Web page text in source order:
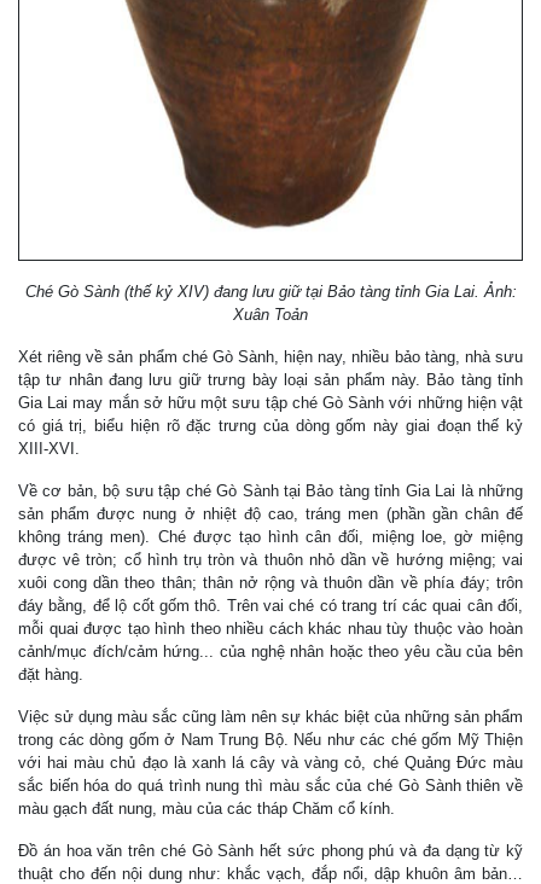
Ché Gò Sành (thế kỷ XIV) đang lưu giữ tại Bảo tàng tỉnh Gia Lai. Ảnh:
Xuân Toản
Xét riêng về sản phẩm ché Gò Sành, hiện nay, nhiều bảo tàng, nhà sưu
tập tư nhân đang lưu giữ trưng bày loại sản phẩm này. Bảo tàng tỉnh
Gia Lai may mắn sở hữu một sưu tập ché Gò Sành với những hiện vật
có giá trị, biểu hiện rõ đặc trưng của dòng gốm này giai đoạn thế kỷ
XIII-XVI.
Về cơ bản, bộ sưu tập ché Gò Sành tại Bảo tàng tỉnh Gia Lai là những
sản phẩm được nung ở nhiệt độ cao, tráng men (phần gần chân đế
không tráng men). Ché được tạo hình cân đối, miệng loe, gờ miệng
được vê tròn; cổ hình trụ tròn và thuôn nhỏ dần về hướng miệng; vai
xuôi cong dần theo thân; thân nở rộng và thuôn dần về phía đáy; trôn
đáy bằng, để lộ cốt gốm thô. Trên vai ché có trang trí các quai cân đối,
mỗi quai được tạo hình theo nhiều cách khác nhau tùy thuộc vào hoàn
cảnh/mục đích/cảm hứng... của nghệ nhân hoặc theo yêu cầu của bên
đặt hàng.
Việc sử dụng màu sắc cũng làm nên sự khác biệt của những sản phẩm
trong các dòng gốm ở Nam Trung Bộ. Nếu như các ché gốm Mỹ Thiện
với hai màu chủ đạo là xanh lá cây và vàng cỏ, ché Quảng Đức màu
sắc biến hóa do quá trình nung thì màu sắc của ché Gò Sành thiên về
màu gạch đất nung, màu của các tháp Chăm cổ kính.
Đồ án hoa văn trên ché Gò Sành hết sức phong phú và đa dạng từ kỹ
thuật cho đến nội dung như: khắc vạch, đắp nổi, dập khuôn âm bản…